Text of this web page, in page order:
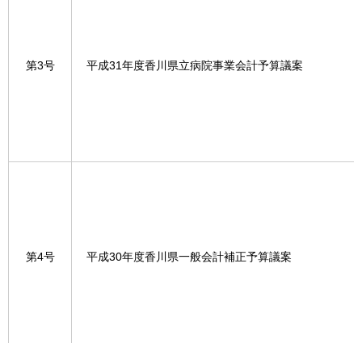
第3号 平成31年度香川県立病院事業会計予算議案
第4号 平成30年度香川県一般会計補正予算議案